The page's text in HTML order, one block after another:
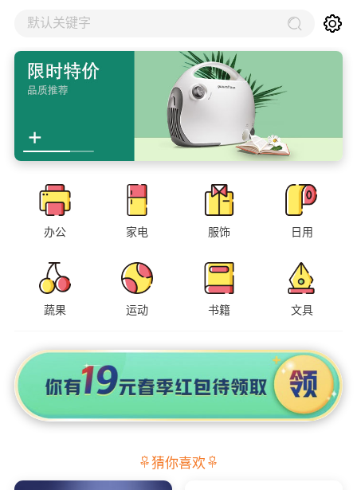
默认关键字
办公 家电 服饰 日用
蔬果 运动 书籍 文具
猜你喜欢